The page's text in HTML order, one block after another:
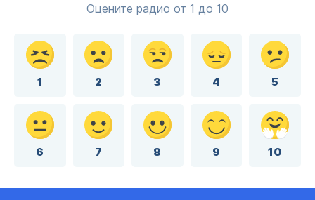
Оцените радио от 1 до 10
1 2 3 4 5
6 7 8 9 10